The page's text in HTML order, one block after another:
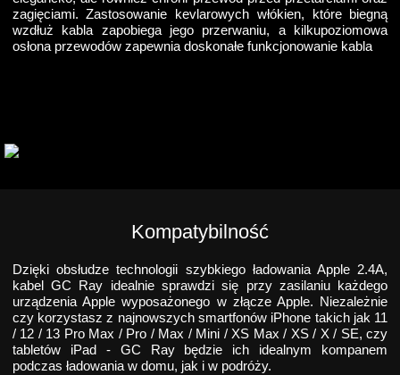
zagięciami. Zastosowanie kevlarowych włókien, które biegną
wzdłuż kabla zapobiega jego przerwaniu, a kilkupoziomowa
osłona przewodów zapewnia doskonałe funkcjonowanie kabla
Kompatybilność
Dzięki obsłudze technologii szybkiego ładowania Apple 2.4A,
kabel GC Ray idealnie sprawdzi się przy zasilaniu każdego
urządzenia Apple wyposażonego w złącze Apple. Niezależnie
czy korzystasz z najnowszych smartfonów iPhone takich jak 11
/ 12 / 13 Pro Max / Pro / Max / Mini / XS Max / XS / X / SE, czy
tabletów iPad - GC Ray będzie ich idealnym kompanem
podczas ładowania w domu, jak i w podróży.